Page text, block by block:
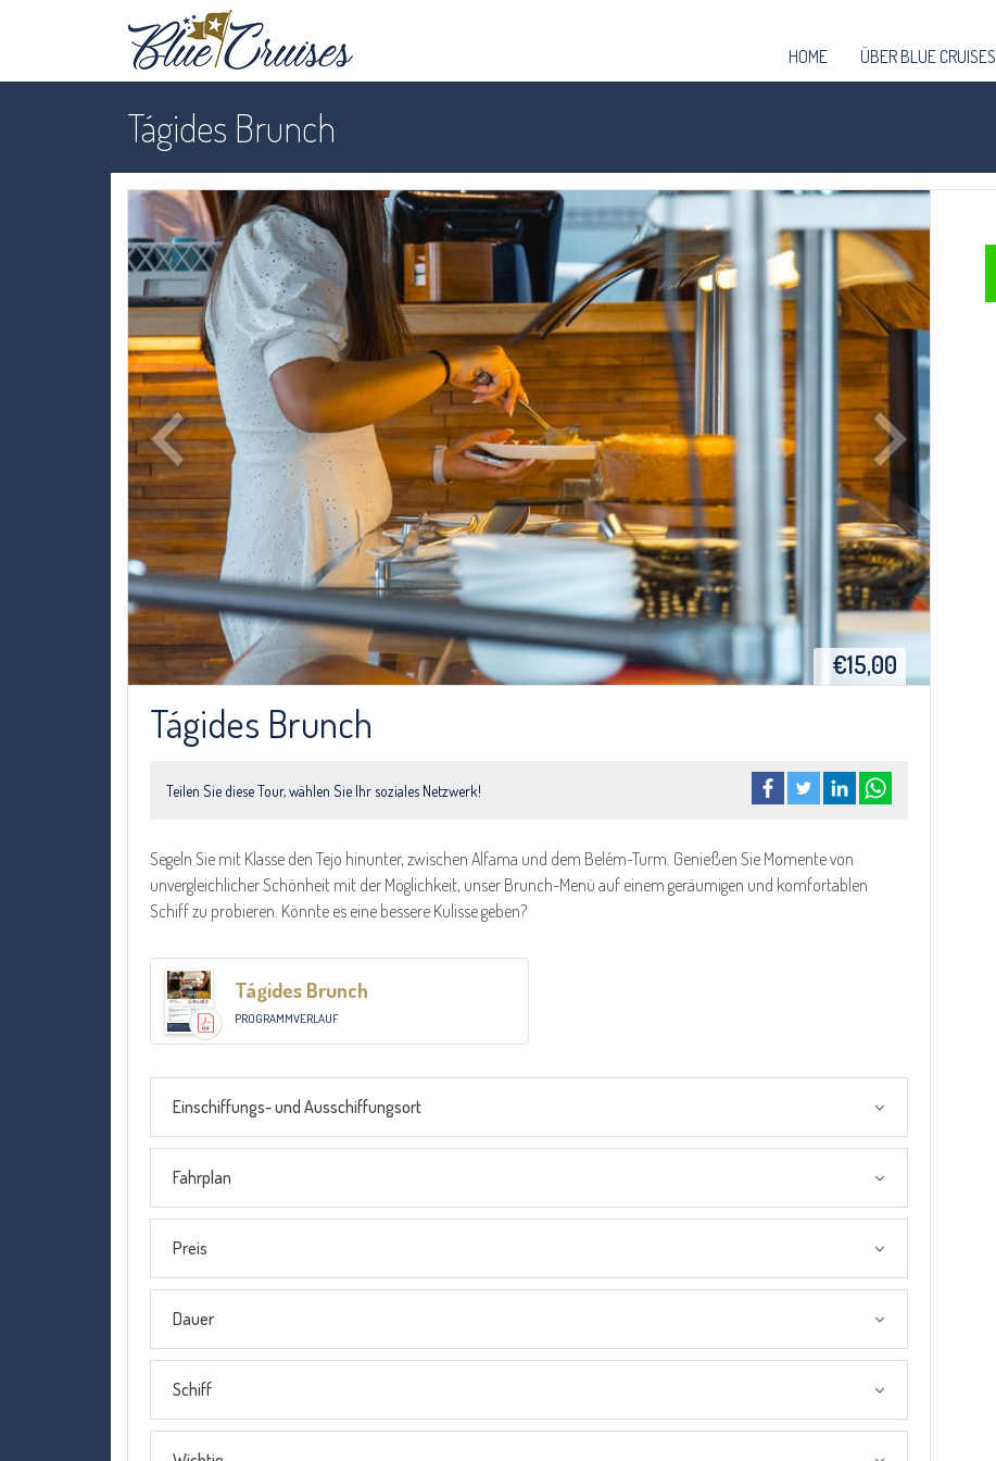
HOME ÜBER BLUE CRUISES
Tágides Brunch
Anterior Seguinte
€15,00
Tágides Brunch
Teilen Sie diese Tour, wählen Sie Ihr soziales Netzwerk!
Segeln Sie mit Klasse den Tejo hinunter, zwischen Alfama und dem Belém-Turm. Genießen Sie Momente von
unvergleichlicher Schönheit mit der Möglichkeit, unser Brunch-Menü auf einem geräumigen und komfortablen
Schiff zu probieren. Könnte es eine bessere Kulisse geben?
Tágides Brunch
PROGRAMMVERLAUF
Einschiffungs- und Ausschiffungsort
Fahrplan
Preis
Dauer
Schiff